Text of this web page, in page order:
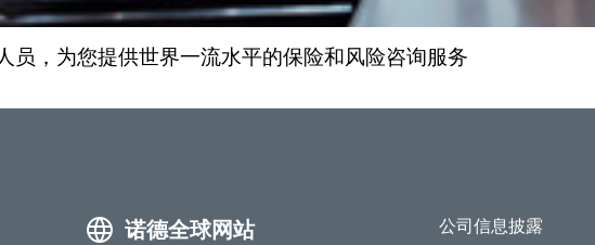
员，为您提供世界一流水平的保险和风险咨询服务
诺德全球网站
公司信息披露